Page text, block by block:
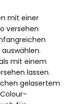
mit einer
versehen
mit einem
lassen.
gelasertem